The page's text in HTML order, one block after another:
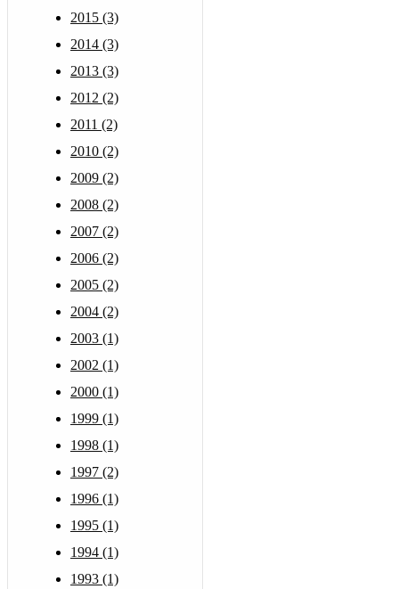
2015 (3)
2014 (3)
2013 (3)
2012 (2)
2011 (2)
2010 (2)
2009 (2)
2008 (2)
2007 (2)
2006 (2)
2005 (2)
2004 (2)
2003 (1)
2002 (1)
2000 (1)
1999 (1)
1998 (1)
1997 (2)
1996 (1)
1995 (1)
1994 (1)
1993 (1)